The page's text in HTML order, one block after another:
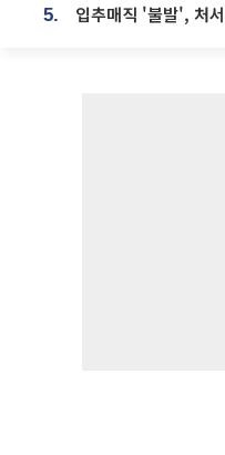
5. 입추매직 '불발', 처